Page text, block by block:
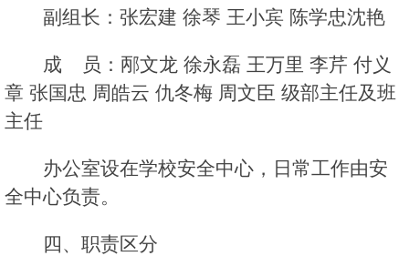
副组长：张宏建 徐琴 王小宾 陈学忠沈艳
成 员：邴文龙 徐永磊 王万里 李芹 付义
章 张国忠 周皓云 仇冬梅 周文臣 级部主任及班
主任
办公室设在学校安全中心，日常工作由安
全中心负责。
四、职责区分